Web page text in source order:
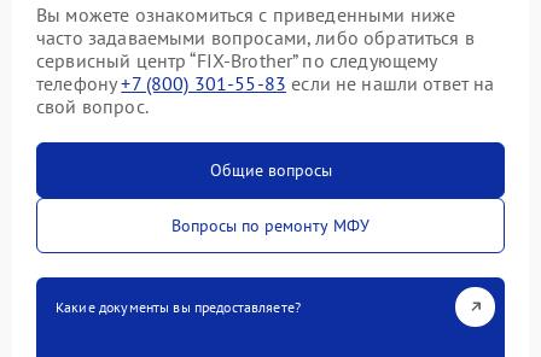
Вы можете ознакомиться с приведенными ниже
часто задаваемыми вопросами, либо обратиться в
сервисный центр “FIX-Brother” по следующему
телефону+7 (800) 301-55-83 если не нашли ответ на
свой вопрос.
Общие вопросы
Вопросы по ремонту МФУ
Какие документы вы предоставляете?